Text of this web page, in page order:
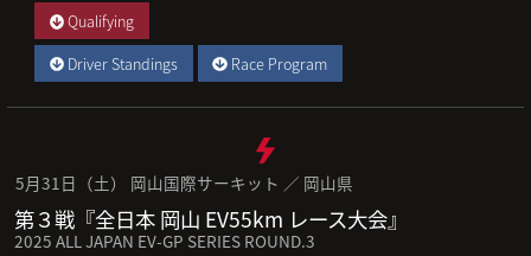
Qualifying
Driver Standings
Race Program
5月31日（土） 岡山国際サーキット ／ 岡山県
第３戦『全日本 岡山 EV55km レース大会』
2025 ALL JAPAN EV-GP SERIES ROUND.3